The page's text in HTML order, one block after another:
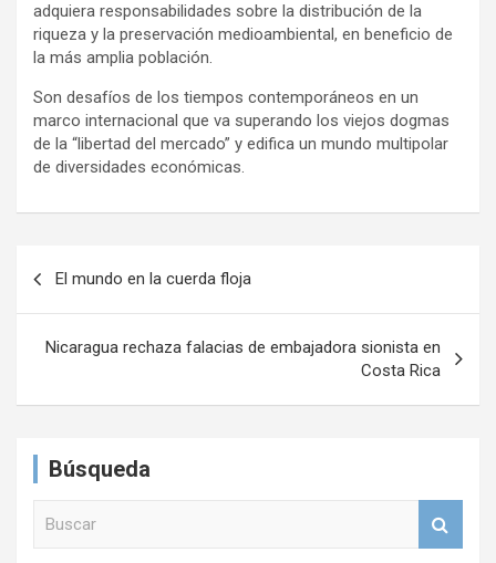
adquiera responsabilidades sobre la distribución de la
riqueza y la preservación medioambiental, en beneficio de
la más amplia población.
Son desafíos de los tiempos contemporáneos en un
marco internacional que va superando los viejos dogmas
de la “libertad del mercado” y edifica un mundo multipolar
de diversidades económicas.
g
El mundo en la cuerda floja
Nicaragua rechaza falacias de embajadora sionista en
Costa Rica
Búsqueda